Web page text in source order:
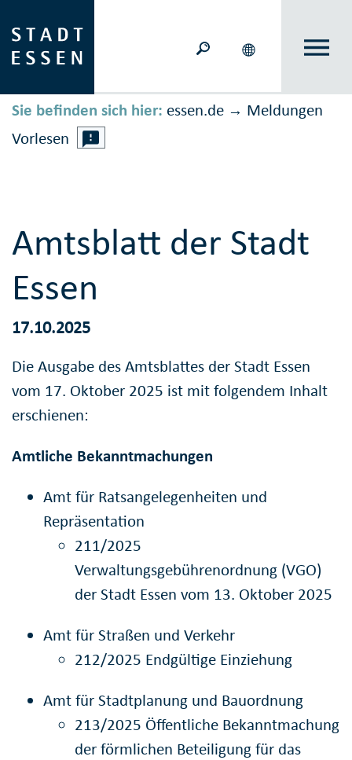
Sie befinden sich hier: essen.de → Meldungen
Vorlesen
Amtsblatt der Stadt
Essen
17.10.2025
Die Ausgabe des Amtsblattes der Stadt Essen
vom 17. Oktober 2025 ist mit folgendem Inhalt
erschienen:
Amtliche Bekanntmachungen
Amt für Ratsangelegenheiten und
Repräsentation
211/2025
Verwaltungsgebührenordnung (VGO)
der Stadt Essen vom 13. Oktober 2025
Amt für Straßen und Verkehr
212/2025 Endgültige Einziehung
Amt für Stadtplanung und Bauordnung
213/2025 Öffentliche Bekanntmachung
der förmlichen Beteiligung für das